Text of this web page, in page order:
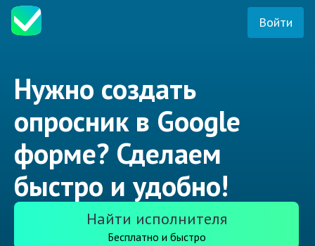
Войти
Нужно создать
опросник в Google
форме? Сделаем
быстро и удобно!
Найти исполнителя
Бесплатно и быстро